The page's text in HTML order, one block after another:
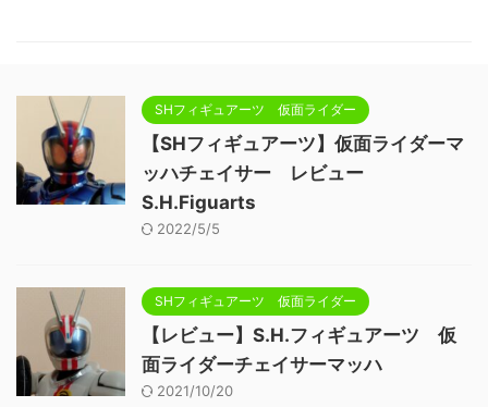
SHフィギュアーツ 仮面ライダー
【SHフィギュアーツ】仮面ライダーマ
ッハチェイサー レビュー
S.H.Figuarts
2022/5/5
SHフィギュアーツ 仮面ライダー
【レビュー】S.H.フィギュアーツ 仮
面ライダーチェイサーマッハ
2021/10/20